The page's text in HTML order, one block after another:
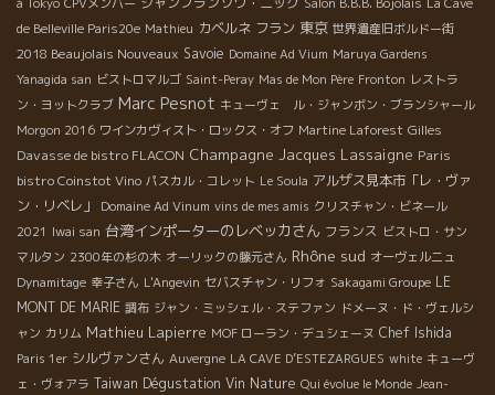
à Tokyo CPVメンバー Salon B.B.B. Bojolais La Cave
de Belleville Paris20e Mathieu カベルネ フラン 東京 世界遺産旧ボルドー街
2018 Beaujolais Nouveaux Savoie Domaine Ad Vium Maruya Gardens
Yanagida san ビストロマルゴ Saint-Peray Mas de Mon Père Fronton レストラ
ン・ヨットクラブ Marc Pesnot キューヴェ ル・ジャンボン・ブランシャール
Morgon 2016 ワインカヴィスト・ロックス・オフ Martine Laforest Gilles
Davasse de bistro FLACON Champagne Jacques Lassaigne Paris
bistro Coinstot Vino パスカル・コレット Le Soula アルザス見本市「レ・ヴァ
ン・リベレ」
Domaine Ad Vinum vins de mes amis クリスチャン・ビネール
2021 Iwai san 台湾インポーターのレベッカさん フランス ビストロ・サン
マルタン 2300年の杉の木 オーリックの藤元さん Rhône sud オーヴェルニュ
Dynamitage 幸子さん L'Angevin セバスチャン・リフォ Sakagami Groupe LE
MONT DE MARIE 調布 ジャン・ミッシェル・ステファン ドメーヌ・ド・ヴェルシ
ャン カリム Mathieu Lapierre MOF ローラン・デュシェーヌ Chef Ishida
Paris 1er シルヴァンさん Auvergne LA CAVE D’ESTEZARGUES white キューヴ
ェ・ヴォアラ Taiwan Dégustation Vin Nature Qui évolue le Monde Jean-